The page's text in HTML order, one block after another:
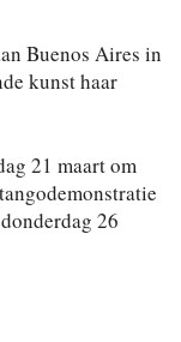
Buenos Aires in
kunst haar
21 maart om
26